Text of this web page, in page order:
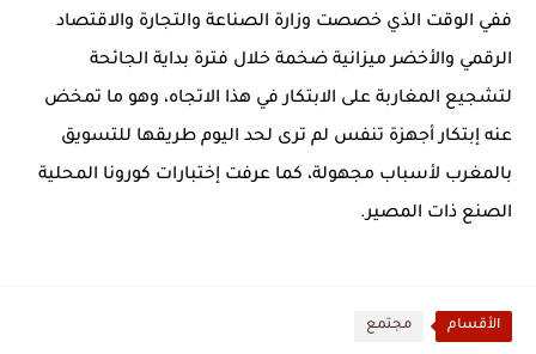
ففي الوقت الذي خصصت وزارة الصناعة والتجارة والاقتصاد
الرقمي والأخضر ميزانية ضخمة خلال فترة بداية الجائحة
لتشجيع المغاربة على الابتكار في هذا الاتجاه، وهو ما تمخض
عنه إبتكار أجهزة تنفس لم ترى لحد اليوم طريقها للتسويق
بالمغرب لأسباب مجهولة، كما عرفت إختبارات كورونا المحلية
الصنع ذات المصير.
الأقسام مجتمع